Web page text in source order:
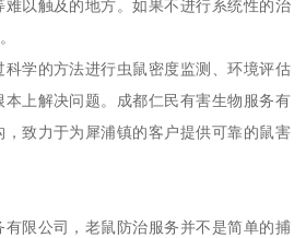
以触及的地方。如果不进行系统性的治
学的方法进行虫鼠密度监测、环境评估
上解决问题。成都仁民有害生物服务有
，致力于为犀浦镇的客户提供可靠的鼠害
限公司，老鼠防治服务并不是简单的捕